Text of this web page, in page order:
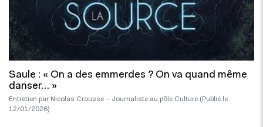
Saule : « On a des emmerdes ? On va quand même
danser… »
Entretien par Nicolas Crousse – Journaliste au pôle Culture (Publié le
12/01/2026)